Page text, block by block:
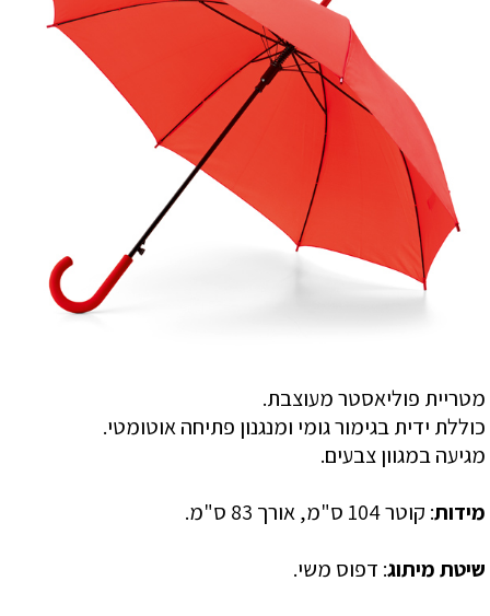
מטריית פוליאסטר מעוצבת.
כוללת ידית בגימור גומי ומנגנון פתיחה אוטומטי.
מגיעה במגוון צבעים.
מידות: קוטר 104 ס"מ, אורך 83 ס"מ.
שיטת מיתוג: דפוס משי.